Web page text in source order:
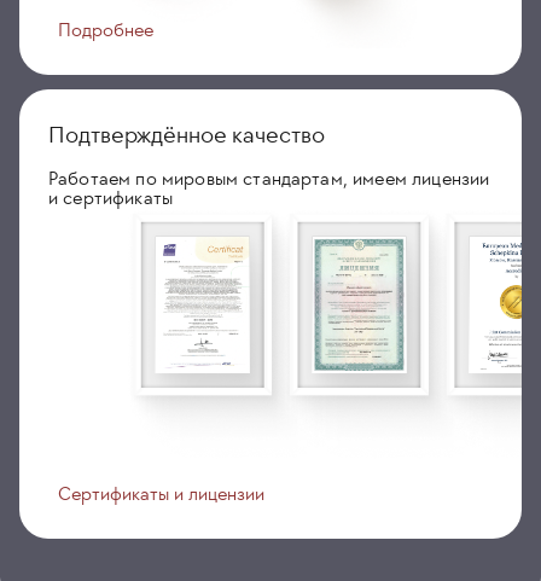
Подробнее
Подтверждённое качество
Работаем по мировым стандартам, имеем лицензии
и сертификаты
Сертификаты и лицензии